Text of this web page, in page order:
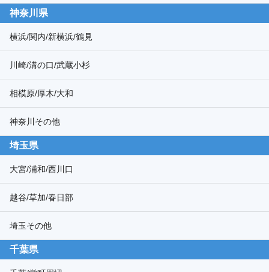
神奈川県
横浜/関内/新横浜/鶴見
川崎/溝の口/武蔵小杉
相模原/厚木/大和
神奈川その他
埼玉県
大宮/浦和/西川口
越谷/草加/春日部
埼玉その他
千葉県